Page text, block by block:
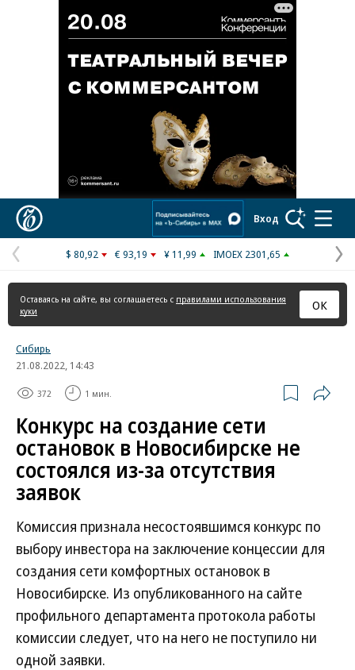
Вход
Предыдущая
страница
$ 80,92 € 93,19 ¥ 11,99 IMOEX 2301,65
Оставаясь на сайте, вы соглашаетесь с правилами использования
куки
ОК
Сибирь
21.08.2022, 14:43
372 1 мин.
Конкурс на создание сети
остановок в Новосибирске не
состоялся из-за отсутствия
заявок
Комиссия признала несостоявшимся конкурс по
выбору инвестора на заключение концессии для
создания сети комфортных остановок в
Новосибирске. Из опубликованного на сайте
профильного департамента протокола работы
комиссии следует, что на него не поступило ни
одной заявки.